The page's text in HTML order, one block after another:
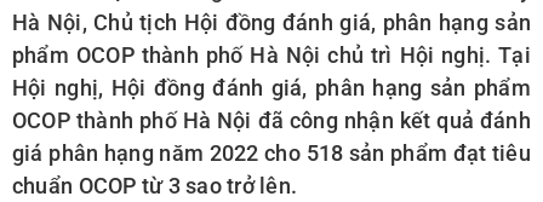
Hà Nội, Chủ tịch Hội đồng đánh giá, phân hạng sản
phẩm OCOP thành phố Hà Nội chủ trì Hội nghị. Tại
Hội nghị, Hội đồng đánh giá, phân hạng sản phẩm
OCOP thành phố Hà Nội đã công nhận kết quả đánh
giá phân hạng năm 2022 cho 518 sản phẩm đạt tiêu
chuẩn OCOP từ 3 sao trở lên.